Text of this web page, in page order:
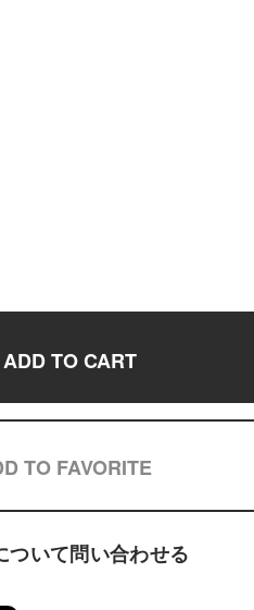
ADD TO CART
TO FAVORITE
ついて問い合わせる